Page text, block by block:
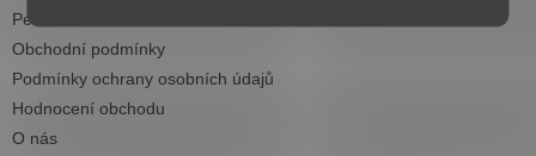
Péče a čištění koberců
Obchodní podmínky
Podmínky ochrany osobních údajů
Hodnocení obchodu
O nás